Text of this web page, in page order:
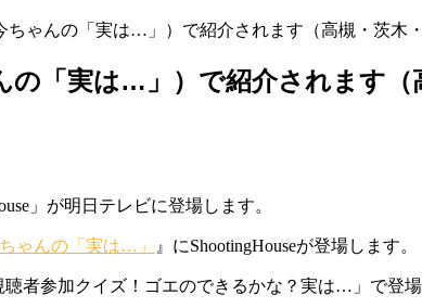
ちゃんの「実は…」）で紹介されます（高槻・茨木
「実は…」）で紹介されます
」が明日テレビに登場します。
ゃんの「実は…」 』にShootingHouseが登場します。
者参加クイズ！ゴエのできるかな？実は…」で登場